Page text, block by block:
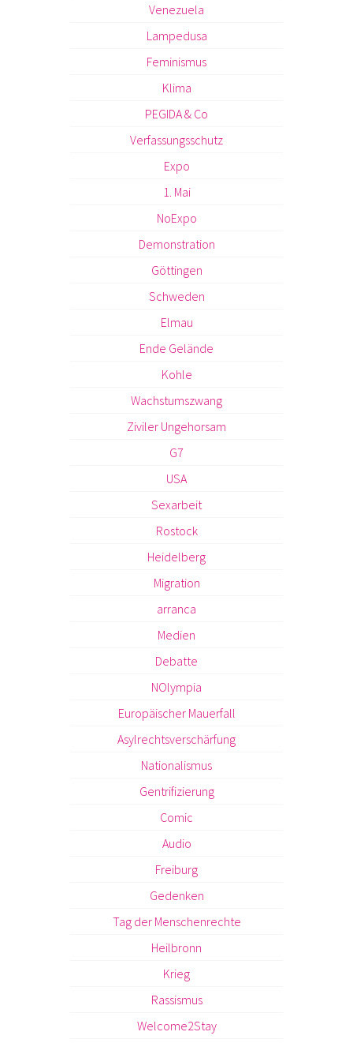
Venezuela
Lampedusa
Feminismus
Klima
PEGIDA & Co
Verfassungsschutz
Expo
1. Mai
NoExpo
Demonstration
Göttingen
Schweden
Elmau
Ende Gelände
Kohle
Wachstumszwang
Ziviler Ungehorsam
G7
USA
Sexarbeit
Rostock
Heidelberg
Migration
arranca
Medien
Debatte
NOlympia
Europäischer Mauerfall
Asylrechtsverschärfung
Nationalismus
Gentrifizierung
Comic
Audio
Freiburg
Gedenken
Tag der Menschenrechte
Heilbronn
Krieg
Rassismus
Welcome2Stay